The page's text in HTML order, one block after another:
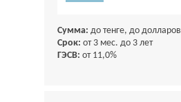
Сумма: до тенге, до долларов
Срок: от 3 мес. до 3 лет
ГЭСВ: от 11,0%